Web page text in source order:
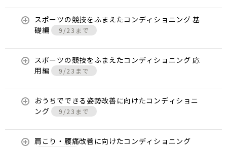
スポーツの競技をふまえたコンディショニング 基
礎編
9/23まで
スポーツの競技をふまえたコンディショニング 応
用編
9/23まで
おうちでできる姿勢改善に向けたコンディショニ
ング
9/23まで
肩こり・腰痛改善に向けたコンディショニング